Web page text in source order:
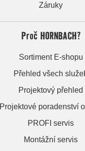
Záruky
Proč HORNBACH?
Sortiment E-shopu
Přehled všech
Projektový přehled
Projektové poradenství
PROFI servis
Montážní servis